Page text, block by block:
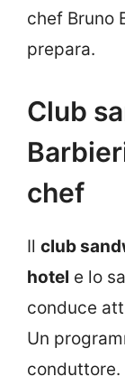
chef Bruno
prepara.
Club
chef
Il club
hotel e lo
conduce
Un